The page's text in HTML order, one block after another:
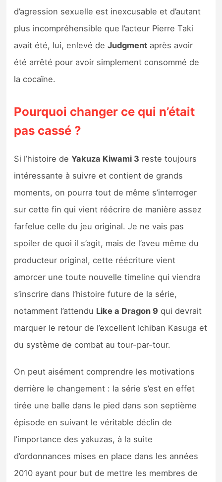
d’agression sexuelle est inexcusable et d’autant
plus incompréhensible que l’acteur Pierre Taki
avait été, lui, enlevé deJudgment après avoir
été arrêté pour avoir simplement consommé de
la cocaïne.
Pourquoi changer ce qui n’était
pas cassé ?
Si l’histoire deYakuza Kiwami 3 reste toujours
intéressante à suivre et contient de grands
moments, on pourra tout de même s’interroger
sur cette fin qui vient réécrire de manière assez
farfelue celle du jeu original. Je ne vais pas
spoiler de quoi il s’agit, mais de l’aveu même du
producteur original, cette réécriture vient
amorcer une toute nouvelle timeline qui viendra
s’inscrire dans l’histoire future de la série,
notamment l’attendu Like a Dragon 9 qui devrait
marquer le retour de l’excellent Ichiban Kasuga et
du système de combat au tour-par-tour.
On peut aisément comprendre les motivations
derrière le changement : la série s’est en effet
tirée une balle dans le pied dans son septième
épisode en suivant le véritable déclin de
l’importance des yakuzas, à la suite
d’ordonnances mises en place dans les années
2010 ayant pour but de mettre les membres de